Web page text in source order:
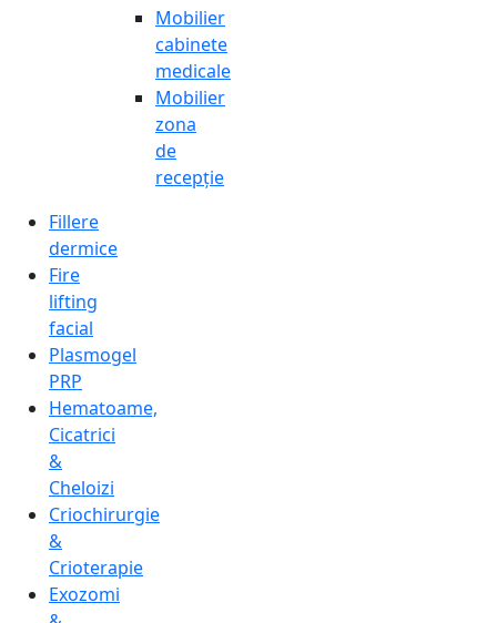
Mobilier
cabinete
medicale
Mobilier
zona
de
recepție
Fillere
dermice
Fire
lifting
facial
Plasmogel
PRP
Hematoame,
Cicatrici
&
Cheloizi
Criochirurgie
&
Crioterapie
Exozomi